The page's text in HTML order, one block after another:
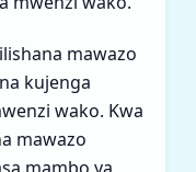
mawazo
kujenga
wako. Kwa
mawazo